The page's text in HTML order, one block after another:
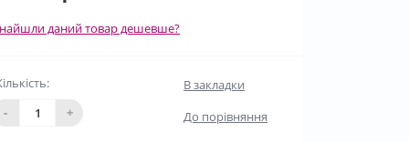
даний товар дешевше?
-
+
В закладки
До порівняння